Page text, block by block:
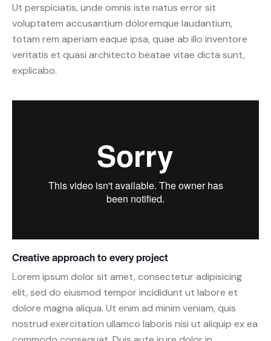
Ut perspiciatis, unde omnis iste natus error sit
voluptatem accusantium doloremque laudantium,
totam rem aperiam eaque ipsa, quae ab illo inventore
veritatis et quasi architecto beatae vitae dicta sunt,
explicabo.
Creative approach to every project
Lorem ipsum dolor sit amet, consectetur adipisicing
elit, sed do eiusmod tempor incididunt ut labore et
dolore magna aliqua. Ut enim ad minim veniam, quis
nostrud exercitation ullamco laboris nisi ut aliquip ex ea